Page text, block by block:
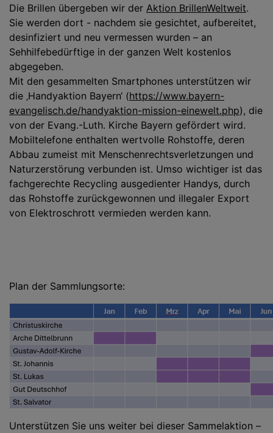
Die Brillen übergeben wir der Aktion BrillenWeltweit.
Sie werden dort - nachdem sie gesichtet, aufbereitet,
desinfiziert und neu vermessen wurden – an
Sehhilfebedürftige in der ganzen Welt kostenlos
abgegeben.
Mit den gesammelten Smartphones unterstützen wir
die ‚Handyaktion Bayern‘ (https://www.bayern-
evangelisch.de/handyaktion-mission-einewelt.php), die
von der Evang.-Luth. Kirche Bayern gefördert wird.
Mobiltelefone enthalten wertvolle Rohstoffe, deren
Abbau zumeist mit Menschenrechtsverletzungen und
Naturzerstörung verbunden ist. Umso wichtiger ist das
fachgerechte Recycling ausgedienter Handys, durch
das Rohstoffe zurückgewonnen und illegaler Export
von Elektroschrott vermieden werden kann.
Plan der Sammlungsorte:
Unterstützen Sie uns weiter bei dieser Sammelaktion –